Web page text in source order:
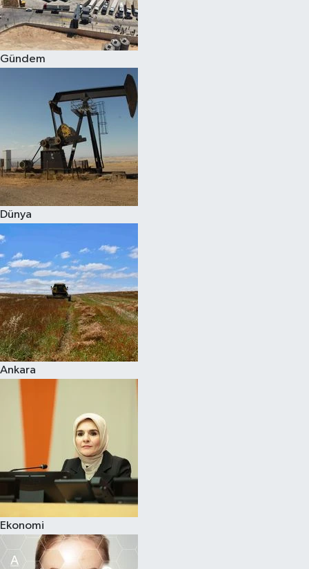
Gündem
Dünya
Ankara
Ekonomi
Spor
Burç Yorumları
Çocuk
Eğitim
Hava Durumu
Kadın
Kültür Sanat
Sağlık
Siyaset
Teknoloji
Televizyon
Yaşam-Çevre